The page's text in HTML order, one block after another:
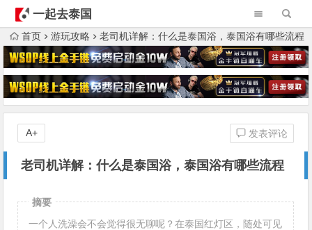
一起去泰国
首页 游玩攻略 老司机详解：什么是泰国浴，泰国浴有哪些流程
老司机详解：什么是泰国浴，泰国浴有哪些流程
发表评论
A+
摘要
一个人洗澡会不会觉得很无聊呢？在泰国红灯区，随处可见